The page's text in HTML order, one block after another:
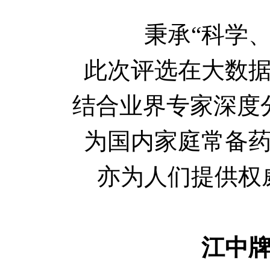
秉承“科学
此次评选在大数
结合业界专家深度
为国内家庭常备
亦为人们提供权
江中